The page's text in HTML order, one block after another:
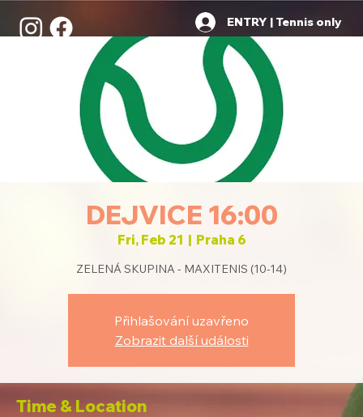
ENTRY | Tennis only
DEJVICE 16:00
Fri, Feb 21
  |
Praha 6
ZELENÁ SKUPINA - MAXITENIS (10-14)
Přihlašování uzavřeno
Zobrazit další události
Time & Location